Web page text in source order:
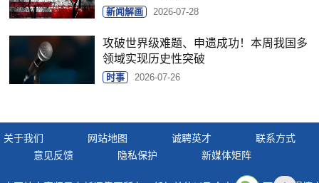
新闻解画 2026-07-28
攻破世界级难题、申遗成功！本周我国多
领域实现历史性突破
时事 2026-07-26
关于我们 网站地图 诚聘英才
联系方式
意见反馈
隐私保护 新媒体矩阵